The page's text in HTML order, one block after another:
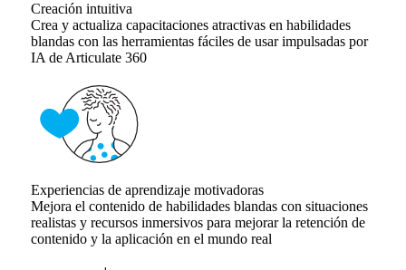
Creación intuitiva
Crea y actualiza capacitaciones atractivas en habilidades
blandas con las herramientas fáciles de usar impulsadas por
IA de Articulate 360
Experiencias de aprendizaje motivadoras
Mejora el contenido de habilidades blandas con situaciones
realistas y recursos inmersivos para mejorar la retención de
contenido y la aplicación en el mundo real